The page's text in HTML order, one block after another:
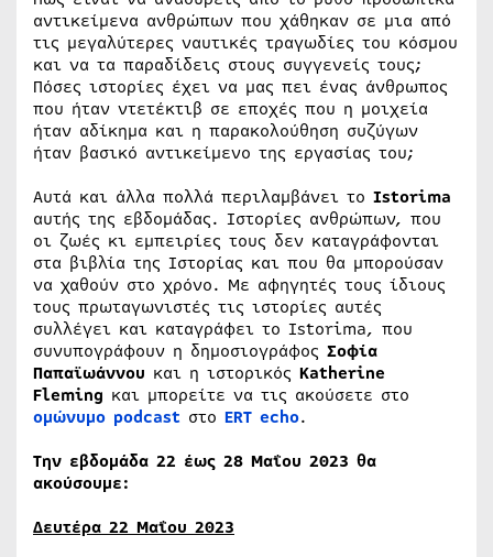
αντικείμενα ανθρώπων που χάθηκαν σε μια από
τις μεγαλύτερες ναυτικές τραγωδίες του κόσμου
και να τα παραδίδεις στους συγγενείς τους;
Πόσες ιστορίες έχει να μας πει ένας άνθρωπος
που ήταν ντετέκτιβ σε εποχές που η μοιχεία
ήταν αδίκημα και η παρακολούθηση συζύγων
ήταν βασικό αντικείμενο της εργασίας του;
Αυτά και άλλα πολλά περιλαμβάνει το Istorima
αυτής της εβδομάδας. Ιστορίες ανθρώπων, που
οι ζωές κι εμπειρίες τους δεν καταγράφονται
στα βιβλία της Ιστορίας και που θα μπορούσαν
να χαθούν στο χρόνο. Με αφηγητές τους ίδιους
τους πρωταγωνιστές τις ιστορίες αυτές
συλλέγει και καταγράφει το Istorima, που
συνυπογράφουν η δημοσιογράφος Σοφία
Παπαϊωάννου και η ιστορικός Katherine
Fleming και μπορείτε να τις ακούσετε στο
ομώνυμο podcast στο ERT echo.
Tην εβδομάδα 22 έως 28 Μαΐου 2023 θα
ακούσουμε:
Δευτέρα 22 Μαΐου 2023